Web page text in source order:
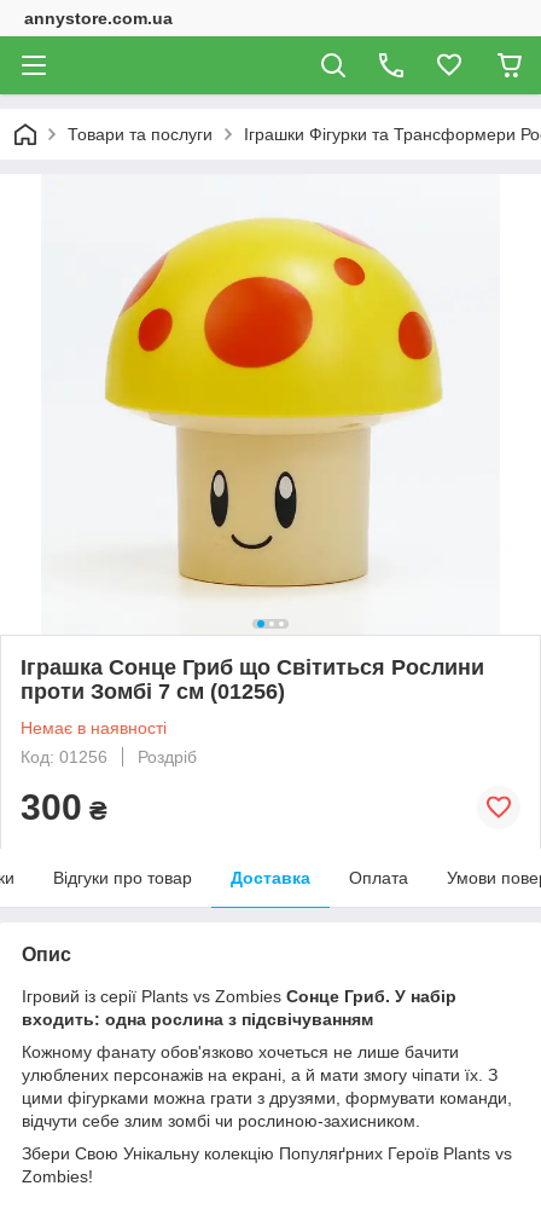
annystore.com.ua
Товари та послуги Іграшки Фігурки та Трансформери
Іграшка Сонце Гриб що Світиться Рослини
проти Зомбі 7 см (01256)
Немає в наявності
Код: 01256
Роздріб
300 ₴
Відгуки про товар Доставка Оплата Умови
Опис
Ігровий із серії Plants vs Zombies Сонце Гриб. У набір
входить: одна рослина з підсвічуванням
Кожному фанату обов'язково хочеться не лише бачити
улюблених персонажів на екрані, а й мати змогу чіпати їх. З
цими фігурками можна грати з друзями, формувати команди,
відчути себе злим зомбі чи рослиною-захисником.
Збери Свою Унікальну колекцію Популяґрних Героїв Plants vs
Zombies!